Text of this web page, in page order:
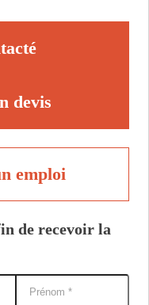
devis
emploi
de recevoir la